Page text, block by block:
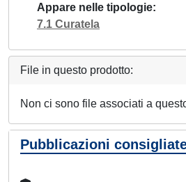
Appare nelle tipologie
7.1 Curatela
File in questo prodotto:
Non ci sono file associati a
Pubblicazioni